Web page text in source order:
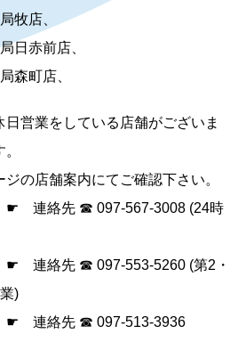
牧店、
日赤前店、
森町店、
営業をしている店舗がございま
の店舗案内にてご確認下さい。
☛ 連絡先 ☎ 097-567-3008 (24時
絡先 ☎ 097-553-5260 (第2・
)
☛ 連絡先 ☎ 097-513-3936